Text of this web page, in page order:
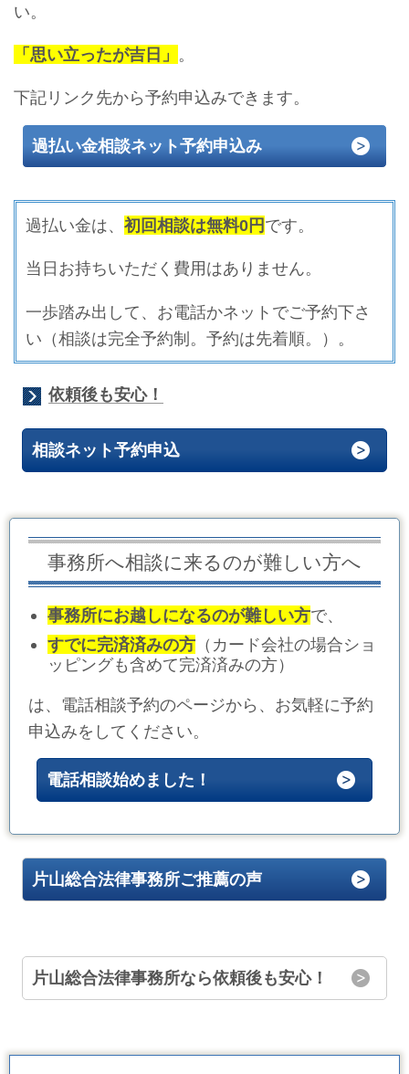
い。
「思い立ったが吉日」 。
下記リンク先から予約申込みできます。
過払い金相談ネット予約申込み
過払い金は、 初回相談は無料0円です。
当日お持ちいただく費用はありません。
一歩踏み出して、お電話かネットでご予約下さ
い（相談は完全予約制。予約は先着順。）。
依頼後も安心！
相談ネット予約申込
事務所へ相談に来るのが難しい方へ
事務所にお越しになるのが難しい方で、
すでに完済済みの方 （カード会社の場合ショ
ッピングも含めて完済済みの方）
は、電話相談予約のページから、お気軽に予約
申込みをしてください。
電話相談始めました！
片山総合法律事務所ご推薦の声
片山総合法律事務所なら依頼後も安心！